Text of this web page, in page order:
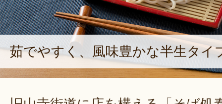
茹でやすく、風味豊かな半生タイ